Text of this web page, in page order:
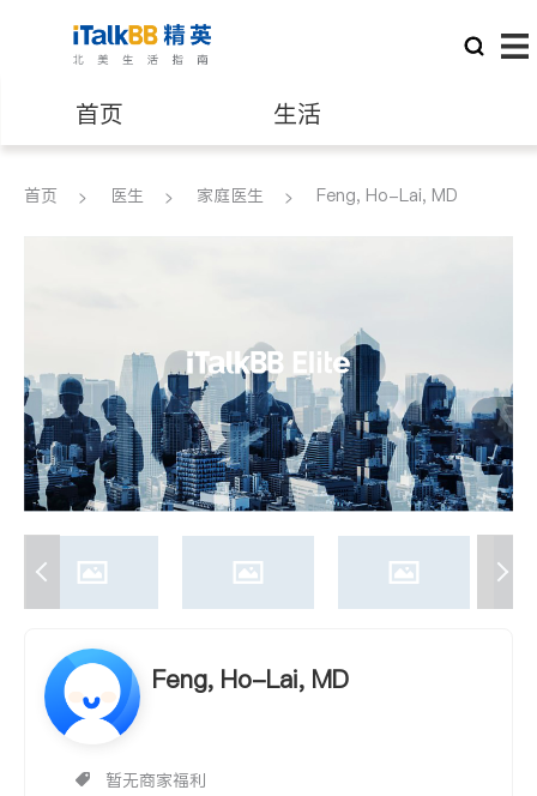
首页 生活
医生 律师
养老 非盈利组织
首页 医生 家庭医生 Feng, Ho-Lai, MD
Feng, Ho-Lai, MD
暂无商家福利